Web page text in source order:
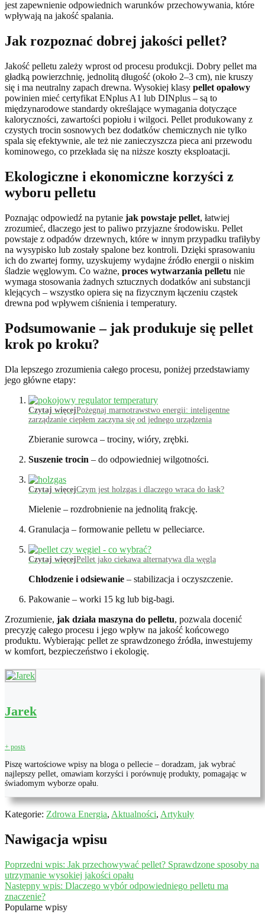
jest zapewnienie odpowiednich warunków przechowywania, które
wpływają na jakość spalania.
Jak rozpoznać dobrej jakości pellet?
Jakość pelletu zależy wprost od procesu produkcji. Dobry pellet ma
gładką powierzchnię, jednolitą długość (około 2–3 cm), nie kruszy
się i ma neutralny zapach drewna. Wysokiej klasy pellet opałowy
powinien mieć certyfikat ENplus A1 lub DINplus – są to
międzynarodowe standardy określające wymagania dotyczące
kaloryczności, zawartości popiołu i wilgoci. Pellet produkowany z
czystych trocin sosnowych bez dodatków chemicznych nie tylko
spala się efektywnie, ale też nie zanieczyszcza pieca ani przewodu
kominowego, co przekłada się na niższe koszty eksploatacji.
Ekologiczne i ekonomiczne korzyści z
wyboru pelletu
Poznając odpowiedź na pytanie jak powstaje pellet, łatwiej
zrozumieć, dlaczego jest to paliwo przyjazne środowisku. Pellet
powstaje z odpadów drzewnych, które w innym przypadku trafiłyby
na wysypisko lub zostały spalone bez kontroli. Dzięki sprasowaniu
ich do zwartej formy, uzyskujemy wydajne źródło energii o niskim
śladzie węglowym. Co ważne, proces wytwarzania pelletu nie
wymaga stosowania żadnych sztucznych dodatków ani substancji
klejących – wszystko opiera się na fizycznym łączeniu cząstek
drewna pod wpływem ciśnienia i temperatury.
Podsumowanie – jak produkuje się pellet
krok po kroku?
Dla lepszego zrozumienia całego procesu, poniżej przedstawiamy
jego główne etapy:
Czytaj więcejPożegnaj marnotrawstwo energii: inteligentne
zarządzanie ciepłem zaczyna się od jednego urządzenia
Zbieranie surowca – trociny, wióry, zrębki.
Suszenie trocin – do odpowiedniej wilgotności.
Czytaj więcejCzym jest holzgas i dlaczego wraca do łask?
Mielenie – rozdrobnienie na jednolitą frakcję.
Granulacja – formowanie pelletu w pelleciarce.
Czytaj więcejPellet jako ciekawa alternatywa dla węgla
Chłodzenie i odsiewanie – stabilizacja i oczyszczenie.
Pakowanie – worki 15 kg lub big-bagi.
Zrozumienie, jak działa maszyna do pelletu, pozwala docenić
precyzję całego procesu i jego wpływ na jakość końcowego
produktu. Wybierając pellet ze sprawdzonego źródła, inwestujemy
w komfort, bezpieczeństwo i ekologię.
Jarek
+ posts
Piszę wartościowe wpisy na bloga o pellecie – doradzam, jak wybrać
najlepszy pellet, omawiam korzyści i porównuję produkty, pomagając w
świadomym wyborze opału.
Kategorie: Zdrowa Energia, Aktualności, Artykuły
Nawigacja wpisu
Poprzedni wpis: Jak przechowywać pellet? Sprawdzone sposoby na
utrzymanie wysokiej jakości opału
Następny wpis: Dlaczego wybór odpowiedniego pelletu ma
znaczenie?
Popularne wpisy